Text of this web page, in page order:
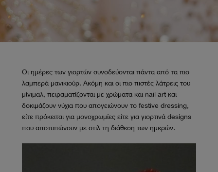
Οι ημέρες των γιορτών συνοδεύονται πάντα από τα πιο
λαμπερά μανικιούρ. Ακόμη και οι πιο πιστές λάτρεις του
μίνιμαλ, πειραματίζονται με χρώματα και nail art και
δοκιμάζουν νύχια που απογειώνουν το festive dressing,
είτε πρόκειται για μονοχρωμίες είτε για γιορτινά designs
που αποτυπώνουν με στιλ τη διάθεση των ημερών.